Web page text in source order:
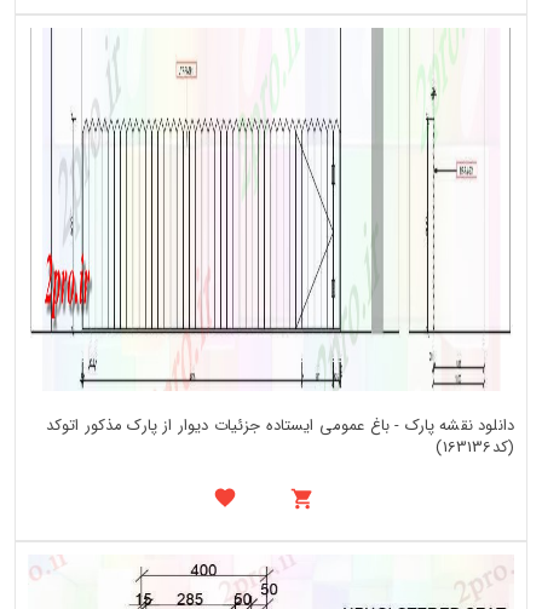
دانلود نقشه پارک - باغ عمومی ایستاده جزئیات دیوار از پارک مذکور اتوکد
(کد163136)